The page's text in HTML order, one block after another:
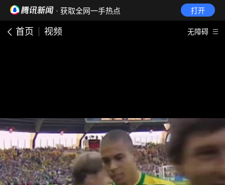
· 获取全网一手热点 打开
首页 视频 无障碍